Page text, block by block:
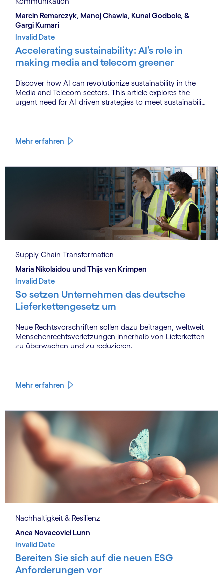
Marcin Remarczyk, Manoj Chawla, Kunal Godbole, &
Gargi Kumari
Invalid Date
Accelerating sustainability: AI’s role in
making media and telecom greener
Discover how AI can revolutionize sustainability in the
Media and Telecom sectors. This article explores the
urgent need for AI-driven strategies to meet sustainability
sustainability challenges into business opportunities.
Mehr erfahren
Supply Chain Transformation
Maria Nikolaidou und Thijs van Krimpen
Invalid Date
So setzen Unternehmen das deutsche
Lieferkettengesetz um
Neue Rechtsvorschriften sollen dazu beitragen, weltweit
Menschenrechtsverletzungen innerhalb von Lieferketten
zu überwachen und zu reduzieren.
Mehr erfahren
Nachhaltigkeit & Resilienz
Anca Novacovici Lunn
Invalid Date
Bereiten Sie sich auf die neuen ESG
Anforderungen vor